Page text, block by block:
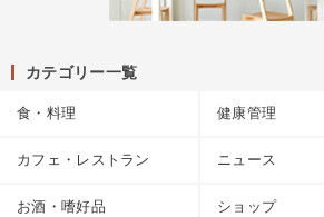
カテゴリー一覧
食・料理 健康管理
カフェ・レストラン ニュース
お酒・嗜好品 ショップ